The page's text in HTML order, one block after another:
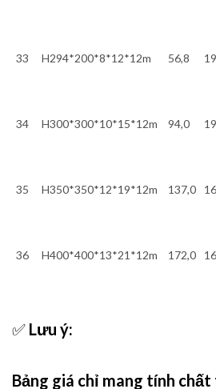
33 H294*200*8*12*12m 56,8
34 H300*300*10*15*12m 94,0
35 H350*350*12*19*12m 137,0
36 H400*400*13*21*12m 172,0
✅ Lưu ý:
Bảng giá chỉ mang tính